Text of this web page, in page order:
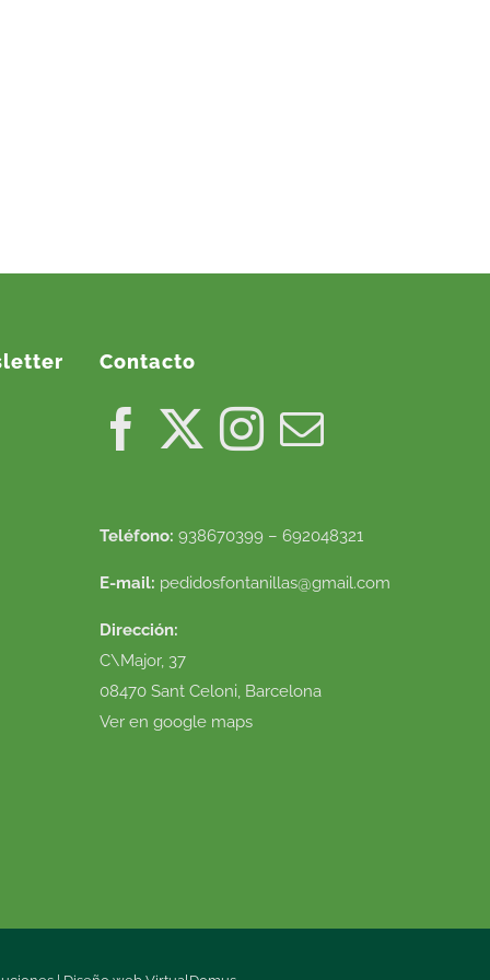
Contacto
Teléfono: 938670399 – 692048321
E-mail: pedidosfontanillas@gmail.com
Dirección:
C\Major, 37
08470 Sant Celoni, Barcelona
Ver en google maps